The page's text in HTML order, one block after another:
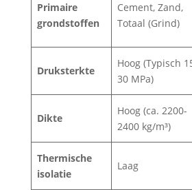
Primaire
grondstoffen
Cement, Zand,
Totaal (Grind)
Druksterkte
Hoog (Typisch
30 MPa)
Dikte
Hoog (ca. 2200-
2400 kg/m³)
Thermische
isolatie
Laag